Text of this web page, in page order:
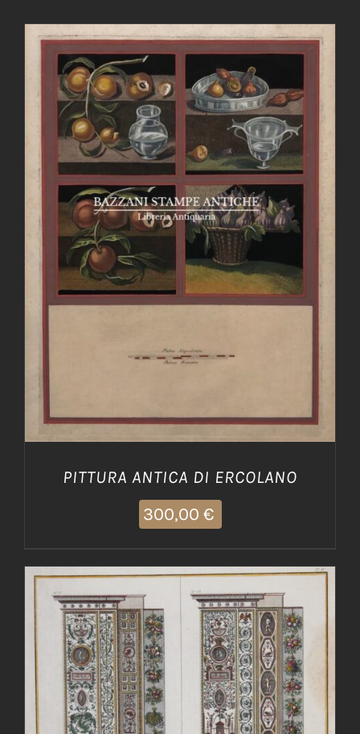
AGGIUNGI AL CARRELLO / DETTAGLI
PITTURA ANTICA DI ERCOLANO
300,00 €